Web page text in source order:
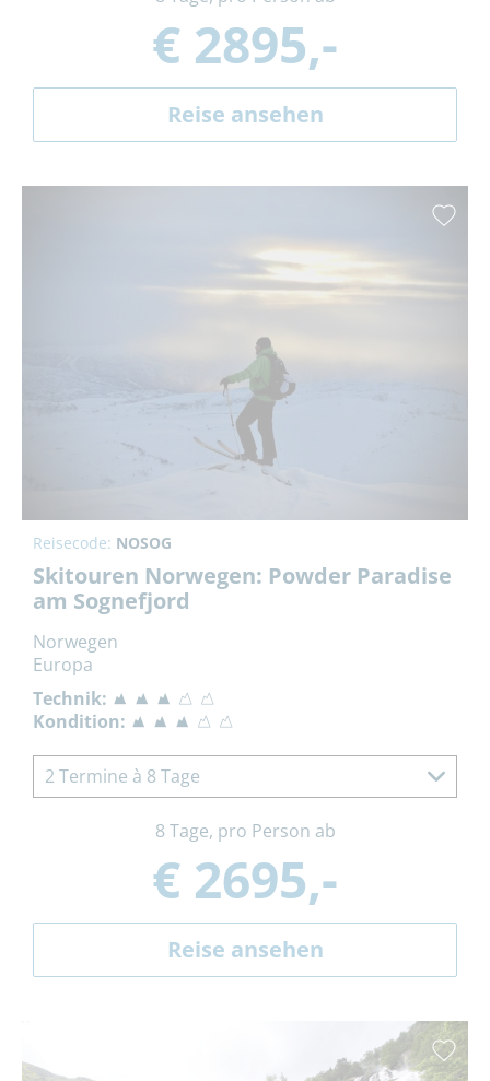
€ 2895,-
Reise ansehen
Reisecode: NOSOG
Skitouren Norwegen: Powder Paradise
am Sognefjord
Norwegen
Europa
Technik:
Kondition:
2 Termine à 8 Tage
8 Tage, pro Person ab
€ 2695,-
Reise ansehen